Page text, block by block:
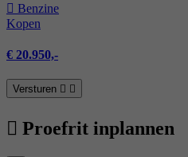
Benzine
Kopen
€ 20.950,-
Versturen
Proefrit inplannen